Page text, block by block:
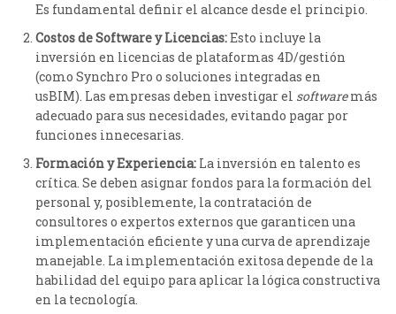
Es fundamental definir el alcance desde el principio.
Costos de Software y Licencias:Esto incluye la
inversión en licencias de plataformas 4D/gestión
(como Synchro Pro o soluciones integradas en
usBIM). Las empresas deben investigar el softwaremás
adecuado para sus necesidades, evitando pagar por
funciones innecesarias.
Formación y Experiencia: La inversión en talento es
crítica. Se deben asignar fondos para la formación del
personal y, posiblemente, la contratación de
consultores o expertos externos que garanticen una
implementación eficiente y una curva de aprendizaje
manejable. La implementación exitosa depende de la
habilidad del equipo para aplicar la lógica constructiva
en la tecnología.